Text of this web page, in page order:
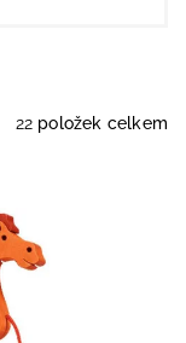
22 položek celkem